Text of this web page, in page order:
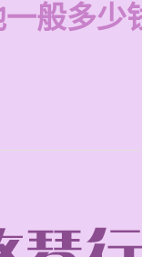
般多少